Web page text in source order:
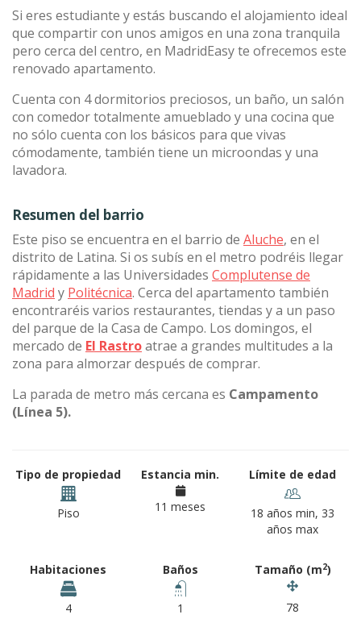
Si eres estudiante y estás buscando el alojamiento ideal
que compartir con unos amigos en una zona tranquila
pero cerca del centro, en MadridEasy te ofrecemos este
renovado apartamento.
Cuenta con 4 dormitorios preciosos, un baño, un salón
con comedor totalmente amueblado y una cocina que
no sólo cuenta con los básicos para que vivas
cómodamente, también tiene un microondas y una
lavadora.
Resumen del barrio
Este piso se encuentra en el barrio de Aluche, en el
distrito de Latina. Si os subís en el metro podréis llegar
rápidamente a las Universidades Complutense de
Madrid y Politécnica. Cerca del apartamento también
encontraréis varios restaurantes, tiendas y a un paso
del parque de la Casa de Campo. Los domingos, el
mercado de El Rastroatrae a grandes multitudes a la
zona para almorzar después de comprar.
La parada de metro más cercana es Campamento
(Línea 5).
Tipo de propiedad
Piso
Estancia min.
11 meses
Límite de edad
18 años min, 33
años max
Habitaciones
4
Baños
1
Tamaño (m2)
78